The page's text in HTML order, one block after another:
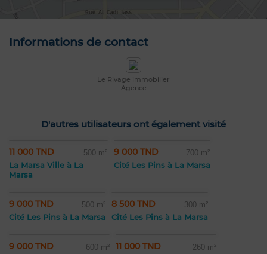
Informations de contact
Le Rivage immobilier
Agence
D'autres utilisateurs ont également visité
11 000 TND 500 m²
La Marsa Ville à La
Marsa
9 000 TND 700 m²
Cité Les Pins à La Marsa
9 000 TND 500 m²
Cité Les Pins à La Marsa
8 500 TND 300 m²
Cité Les Pins à La Marsa
9 000 TND 600 m² 11 000 TND 260 m²